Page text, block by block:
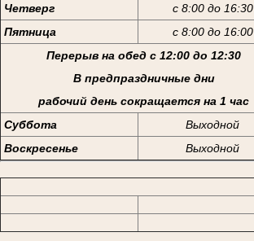
Четверг
с 8:00 до 16:30
Пятница
с 8:00 до 16:00
Перерыв на обед с 12:00 до 12:30
В предпраздничные дни
рабочий день сокращается на 1 час
Суббота
Выходной
Воскресенье
Выходной